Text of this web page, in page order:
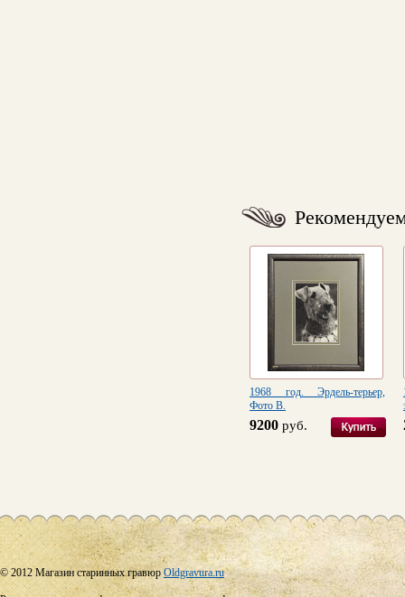
1968 год. Эрдель-терьер,
Фото В.
9200 руб.
© 2012 Магазин старинных гравюрOldgravura.ru